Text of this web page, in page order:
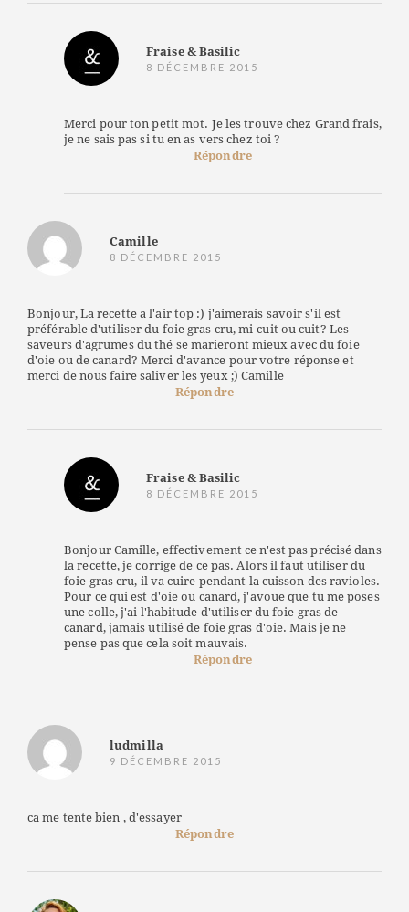
Fraise & Basilic
8 DÉCEMBRE 2015
Merci pour ton petit mot. Je les trouve chez Grand frais,
je ne sais pas si tu en as vers chez toi ?
Répondre
Camille
8 DÉCEMBRE 2015
Bonjour, La recette a l'air top :) j'aimerais savoir s'il est
préférable d'utiliser du foie gras cru, mi-cuit ou cuit? Les
saveurs d'agrumes du thé se marieront mieux avec du foie
d'oie ou de canard? Merci d'avance pour votre réponse et
merci de nous faire saliver les yeux ;) Camille
Répondre
Fraise & Basilic
8 DÉCEMBRE 2015
Bonjour Camille, effectivement ce n'est pas précisé dans
la recette, je corrige de ce pas. Alors il faut utiliser du
foie gras cru, il va cuire pendant la cuisson des ravioles.
Pour ce qui est d'oie ou canard, j'avoue que tu me poses
une colle, j'ai l'habitude d'utiliser du foie gras de
canard, jamais utilisé de foie gras d'oie. Mais je ne
pense pas que cela soit mauvais.
Répondre
ludmilla
9 DÉCEMBRE 2015
ca me tente bien , d'essayer
Répondre